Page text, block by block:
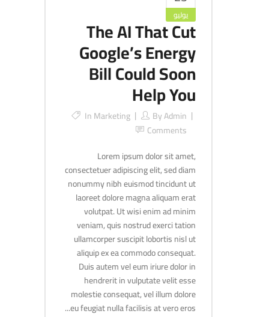
يوليو
The AI That Cut
Google’s Energy
Bill Could Soon
Help You
ByAdmin
InMarketing
Comments
Lorem ipsum dolor sit amet,
consectetuer adipiscing elit, sed diam
nonummy nibh euismod tincidunt ut
laoreet dolore magna aliquam erat
volutpat. Ut wisi enim ad minim
veniam, quis nostrud exerci tation
ullamcorper suscipit lobortis nisl ut
aliquip ex ea commodo consequat.
Duis autem vel eum iriure dolor in
hendrerit in vulputate velit esse
molestie consequat, vel illum dolore
eu feugiat nulla facilisis at vero eros...